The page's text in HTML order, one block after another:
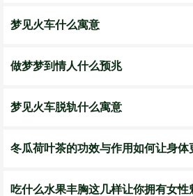
梦见火车什么寓意
做梦梦到情人什么预兆
梦见火车脱轨什么寓意
冬瓜荷叶茶的功效与作用如何让身体
吃什么水果丰胸这几样让你拥有女性